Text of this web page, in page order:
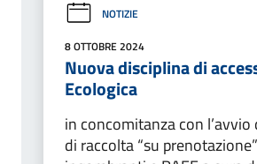
NOTIZIE
8 OTTOBRE 2024
Nuova disciplina di
Ecologica
in concomitanza con l’avvio
di raccolta “su